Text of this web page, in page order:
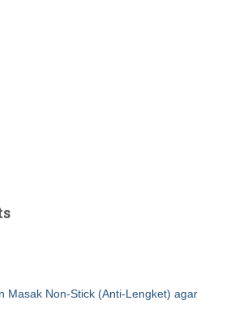
Masak Non-Stick (Anti-Lengket) agar